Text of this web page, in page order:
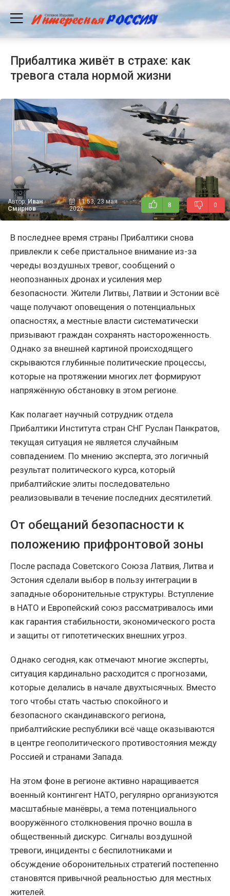
Прибалтика живёт в страхе: как
тревога стала нормой жизни
Автор:Иван
Смирнов
11:53, 23 мая
2026
8 0
В последнее время страны Прибалтики снова
привлекли к себе пристальное внимание из-за
череды воздушных тревог, сообщений о
неопознанных дронах и усиления мер
безопасности. Жители Литвы, Латвии и Эстонии всё
чаще получают оповещения о потенциальных
опасностях, а местные власти систематически
призывают граждан сохранять настороженность.
Однако за внешней картиной происходящего
скрываются глубинные политические процессы,
которые на протяжении многих лет формируют
напряжённую обстановку в этом регионе.
Как полагает научный сотрудник отдела
Прибалтики Института стран СНГ Руслан Панкратов,
текущая ситуация не является случайным
совпадением. По мнению эксперта, это логичный
результат политического курса, который
прибалтийские элиты последовательно
реализовывали в течение последних десятилетий.
От обещаний безопасности к
положению прифронтовой зоны
После распада Советского Союза Латвия, Литва и
Эстония сделали выбор в пользу интеграции в
западные оборонительные структуры. Вступление
в НАТО и Европейский союз рассматривалось ими
как гарантия стабильности, экономического роста
и защиты от гипотетических внешних угроз.
Однако сегодня, как отмечают многие эксперты,
ситуация кардинально расходится с прогнозами,
которые делались в начале двухтысячных. Вместо
того чтобы стать частью спокойного и
безопасного скандинавского региона,
прибалтийские республики всё чаще оказываются
в центре геополитического противостояния между
Россией и странами Запада.
На этом фоне в регионе активно наращивается
военный контингент НАТО, регулярно организуются
масштабные манёвры, а тема потенциального
вооружённого столкновения прочно вошла в
общественный дискурс. Сигналы воздушной
тревоги, инциденты с беспилотниками и
обсуждение оборонительных стратегий постепенно
становятся привычной реальностью для местных
жителей.